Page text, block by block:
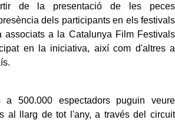
de la presentació de les peces
dels participants en els festivals
associats a la Catalunya Film Festivals
en la iniciativa, així com d'altres a
500.000 espectadors puguin veure
al llarg de tot l'any, a través del circuit